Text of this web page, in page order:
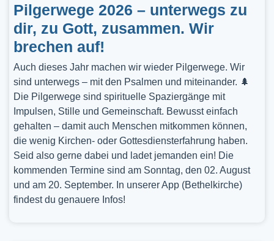
Pilgerwege 2026 – unterwegs zu
dir, zu Gott, zusammen. Wir
brechen auf!
Auch dieses Jahr machen wir wieder Pilgerwege. Wir
sind unterwegs – mit den Psalmen und miteinander. 🌲
Die Pilgerwege sind spirituelle Spaziergänge mit
Impulsen, Stille und Gemeinschaft. Bewusst einfach
gehalten – damit auch Menschen mitkommen können,
die wenig Kirchen- oder Gottesdiensterfahrung haben.
Seid also gerne dabei und ladet jemanden ein! Die
kommenden Termine sind am Sonntag, den 02. August
und am 20. September. In unserer App (Bethelkirche)
findest du genauere Infos!